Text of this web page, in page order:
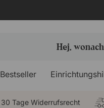
Bestseller
30 Tage Widerrufsrecht